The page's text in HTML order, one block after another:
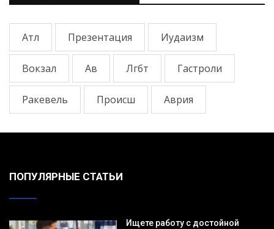
Атл Презентация Иудаизм
Вокзал Ав Лгбт Гастроли
Ракевель Происш Аврия
ПОПУЛЯРНЫЕ СТАТЬИ
Ищете работу с достойной